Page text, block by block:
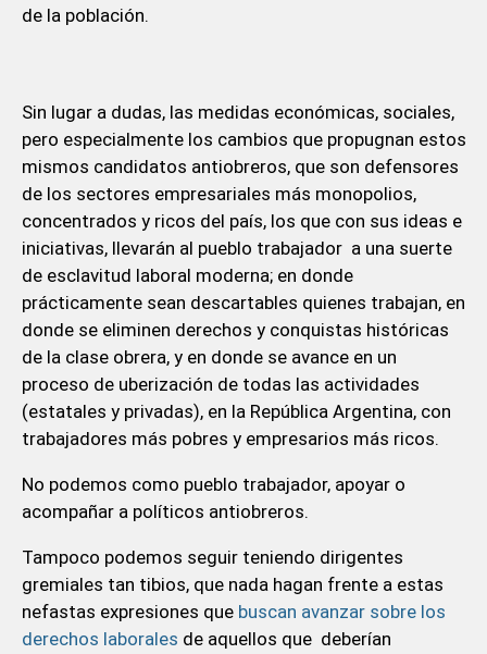
de la población.
Sin lugar a dudas, las medidas económicas, sociales,
pero especialmente los cambios que propugnan estos
mismos candidatos antiobreros, que son defensores
de los sectores empresariales más monopolios,
concentrados y ricos del país, los que con sus ideas e
iniciativas, llevarán al pueblo trabajador a una suerte
de esclavitud laboral moderna; en donde
prácticamente sean descartables quienes trabajan, en
donde se eliminen derechos y conquistas históricas
de la clase obrera, y en donde se avance en un
proceso de uberización de todas las actividades
(estatales y privadas), en la República Argentina, con
trabajadores más pobres y empresarios más ricos.
No podemos como pueblo trabajador, apoyar o
acompañar a políticos antiobreros.
Tampoco podemos seguir teniendo dirigentes
gremiales tan tibios, que nada hagan frente a estas
nefastas expresiones que buscan avanzar sobre los
derechos laborales de aquellos que deberían